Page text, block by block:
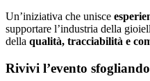
Un’iniziativa che unisce
supportare l’industria della
della qualità, tracciabilità e
Rivivi l’evento